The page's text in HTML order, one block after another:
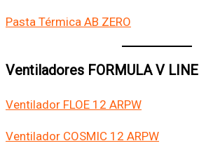
Pasta Térmica AB ZERO
Ventiladores FORMULA V LINE
Ventilador FLOE 12 ARPW
Ventilador COSMIC 12 ARPW